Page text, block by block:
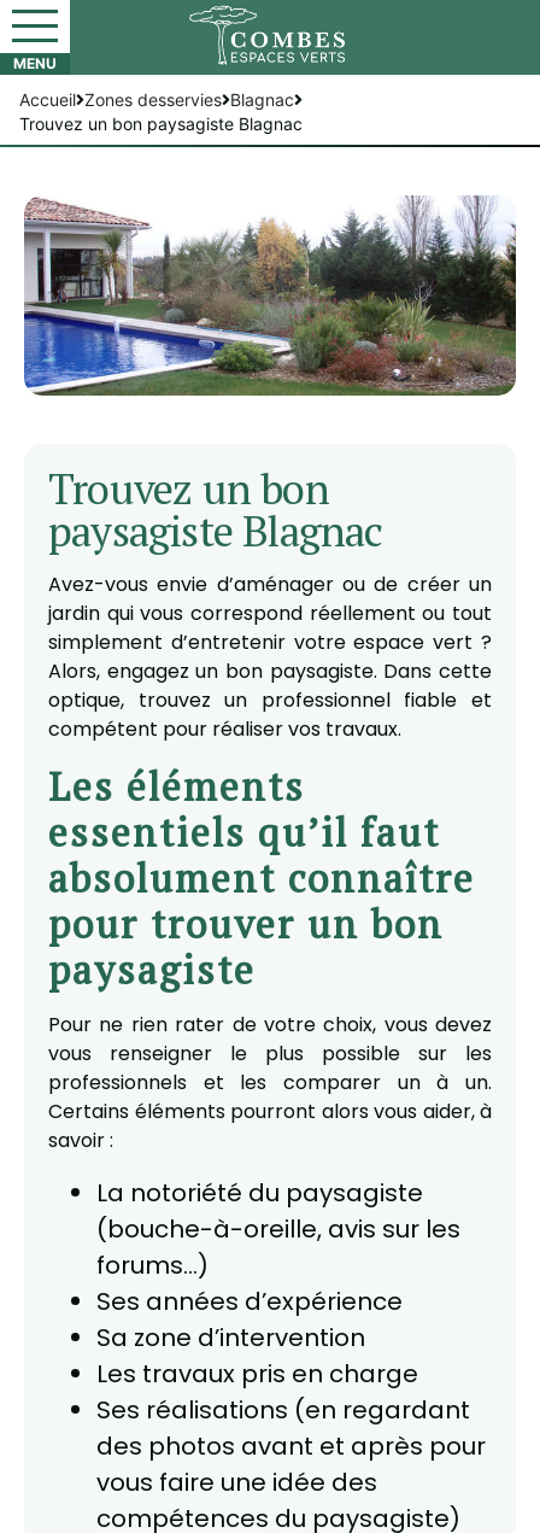
Accueil Zones desservies Blagnac
Trouvez un bon paysagiste Blagnac
Trouvez un bon
paysagiste Blagnac
Avez-vous envie d’aménager ou de créer un
jardin qui vous correspond réellement ou tout
simplement d’entretenir votre espace vert ?
Alors, engagez un bon paysagiste. Dans cette
optique, trouvez un professionnel fiable et
compétent pour réaliser vos travaux.
Les éléments
essentiels qu’il faut
absolument connaître
pour trouver un bon
paysagiste
Pour ne rien rater de votre choix, vous devez
vous renseigner le plus possible sur les
professionnels et les comparer un à un.
Certains éléments pourront alors vous aider, à
savoir :
La notoriété du paysagiste
(bouche-à-oreille, avis sur les
forums...)
Ses années d’expérience
Sa zone d’intervention
Les travaux pris en charge
Ses réalisations (en regardant
des photos avant et après pour
vous faire une idée des
compétences du paysagiste)